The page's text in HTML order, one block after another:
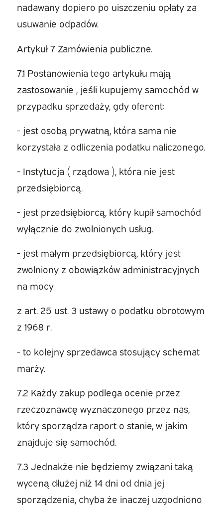
nadawany dopiero po uiszczeniu opłaty za
usuwanie odpadów.
Artykuł 7 Zamówienia publiczne.
7.1 Postanowienia tego artykułu mają
zastosowanie , jeśli kupujemy samochód w
przypadku sprzedaży, gdy oferent:
- jest osobą prywatną, która sama nie
korzystała z odliczenia podatku naliczonego.
- Instytucja ( rządowa ), która nie jest
przedsiębiorcą.
- jest przedsiębiorcą, który kupił samochód
wyłącznie do zwolnionych usług.
- jest małym przedsiębiorcą, który jest
zwolniony z obowiązków administracyjnych
na mocy
z art. 25 ust. 3 ustawy o podatku obrotowym
z 1968 r.
- to kolejny sprzedawca stosujący schemat
marży.
7.2 Każdy zakup podlega ocenie przez
rzeczoznawcę wyznaczonego przez nas,
który sporządza raport o stanie, w jakim
znajduje się samochód.
7.3 Jednakże nie będziemy związani taką
wyceną dłużej niż 14 dni od dnia jej
sporządzenia, chyba że inaczej uzgodniono